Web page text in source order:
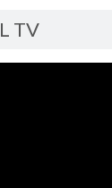
TV